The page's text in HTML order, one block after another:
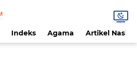
Indeks Agama Artikel